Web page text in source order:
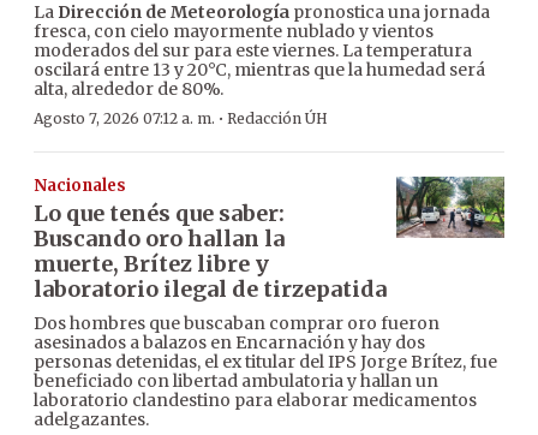
La Dirección de Meteorología pronostica una jornada
fresca, con cielo mayormente nublado y vientos
moderados del sur para este viernes. La temperatura
oscilará entre 13 y 20°C, mientras que la humedad será
alta, alrededor de 80%.
Agosto 7, 2026 07:12 a. m. · Redacción ÚH
Nacionales
Lo que tenés que saber:
Buscando oro hallan la
muerte, Brítez libre y
laboratorio ilegal de tirzepatida
Dos hombres que buscaban comprar oro fueron
asesinados a balazos en Encarnación y hay dos
personas detenidas, el ex titular del IPS Jorge Brítez, fue
beneficiado con libertad ambulatoria y hallan un
laboratorio clandestino para elaborar medicamentos
adelgazantes.